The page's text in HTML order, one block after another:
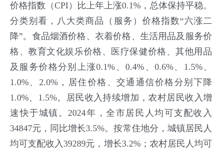
价格指数（CPI）比上年上涨0.1%，总体保持平稳。
分类别看，八大类商品（服务）价格指数“六涨二
降”。食品烟酒价格、衣着价格、生活用品及服务价
格、教育文化娱乐价格、医疗保健价格、其他用品
及服务价格分别上涨0.1%、0.4%、0.6%、1.5%、
1.0%、2.0%，居住价格、交通通信价格分别下降
1.0%、1.5%。居民收入持续增加，农村居民收入增
速快于城镇。2024年，全市居民人均可支配收入
34847元，同比增长3.5%。按常住地分，城镇居民人
均可支配收入39289元，增长3.2%；农村居民人均可